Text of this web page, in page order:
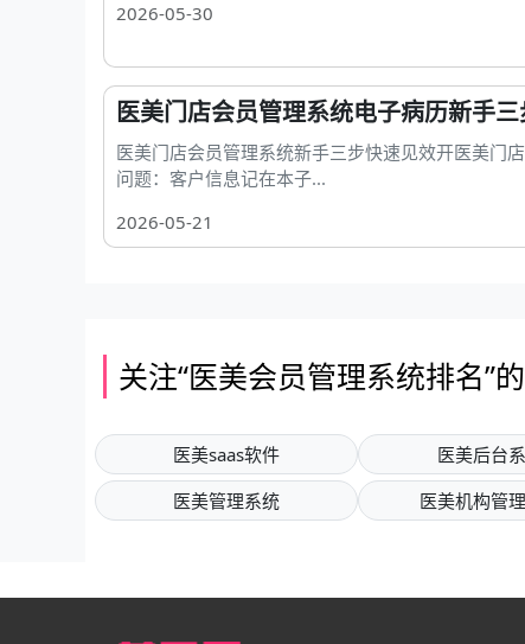
2026-05-30
医美门店会员管理系统电子病历新手
医美门店会员管理系统新手三步快速见效开医美门
问题：客户信息记在本子...
2026-05-21
关注“医美会员管理系统排名”
医美saas软件 医美后台
医美管理系统
医美机构管